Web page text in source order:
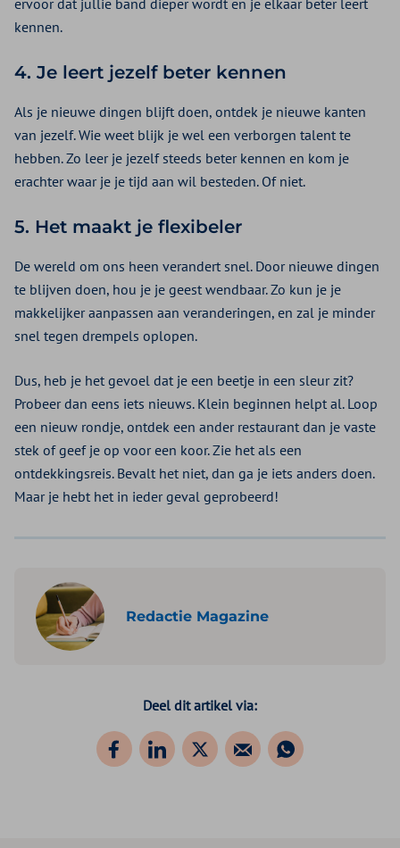
ervoor dat jullie band dieper wordt en je elkaar beter leert
kennen.
4. Je leert jezelf beter kennen
Als je nieuwe dingen blijft doen, ontdek je nieuwe kanten
van jezelf. Wie weet blijk je wel een verborgen talent te
hebben. Zo leer je jezelf steeds beter kennen en kom je
erachter waar je je tijd aan wil besteden. Of niet.
5. Het maakt je flexibeler
De wereld om ons heen verandert snel. Door nieuwe dingen
te blijven doen, hou je je geest wendbaar. Zo kun je je
makkelijker aanpassen aan veranderingen, en zal je minder
snel tegen drempels oplopen.
Dus, heb je het gevoel dat je een beetje in een sleur zit?
Probeer dan eens iets nieuws. Klein beginnen helpt al. Loop
een nieuw rondje, ontdek een ander restaurant dan je vaste
stek of geef je op voor een koor. Zie het als een
ontdekkingsreis. Bevalt het niet, dan ga je iets anders doen.
Maar je hebt het in ieder geval geprobeerd!
Redactie Magazine
Deel dit artikel via: